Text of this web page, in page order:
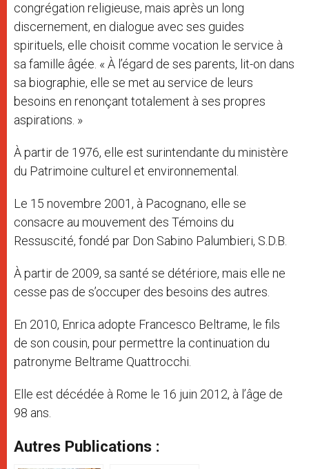
congrégation religieuse, mais après un long
discernement, en dialogue avec ses guides
spirituels, elle choisit comme vocation le service à
sa famille âgée. « À l’égard de ses parents, lit-on dans
sa biographie, elle se met au service de leurs
besoins en renonçant totalement à ses propres
aspirations. »
À partir de 1976, elle est surintendante du ministère
du Patrimoine culturel et environnemental.
Le 15 novembre 2001, à Pacognano, elle se
consacre au mouvement des Témoins du
Ressuscité, fondé par Don Sabino Palumbieri, S.D.B.
À partir de 2009, sa santé se détériore, mais elle ne
cesse pas de s’occuper des besoins des autres.
En 2010, Enrica adopte Francesco Beltrame, le fils
de son cousin, pour permettre la continuation du
patronyme Beltrame Quattrocchi.
Elle est décédée à Rome le 16 juin 2012, à l’âge de
98 ans.
Autres Publications :